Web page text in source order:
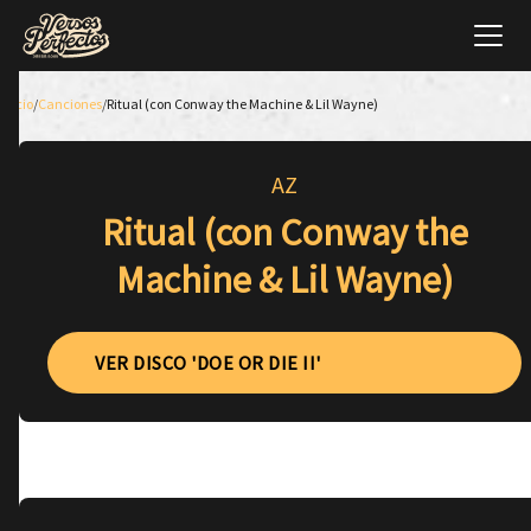
Inicio/Canciones/Ritual (con Conway the Machine & Lil Wayne)
AZ
Ritual (con Conway the
Machine & Lil Wayne)
VER DISCO 'DOE OR DIE II'